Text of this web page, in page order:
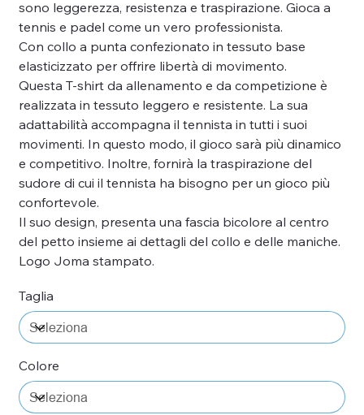
sono leggerezza, resistenza e traspirazione. Gioca a
tennis e padel come un vero professionista.
Con collo a punta confezionato in tessuto base
elasticizzato per offrire libertà di movimento.
Questa T-shirt da allenamento e da competizione è
realizzata in tessuto leggero e resistente. La sua
adattabilità accompagna il tennista in tutti i suoi
movimenti. In questo modo, il gioco sarà più dinamico
e competitivo. Inoltre, fornirà la traspirazione del
sudore di cui il tennista ha bisogno per un gioco più
confortevole.
Il suo design, presenta una fascia bicolore al centro
del petto insieme ai dettagli del collo e delle maniche.
Logo Joma stampato.
Taglia
Colore